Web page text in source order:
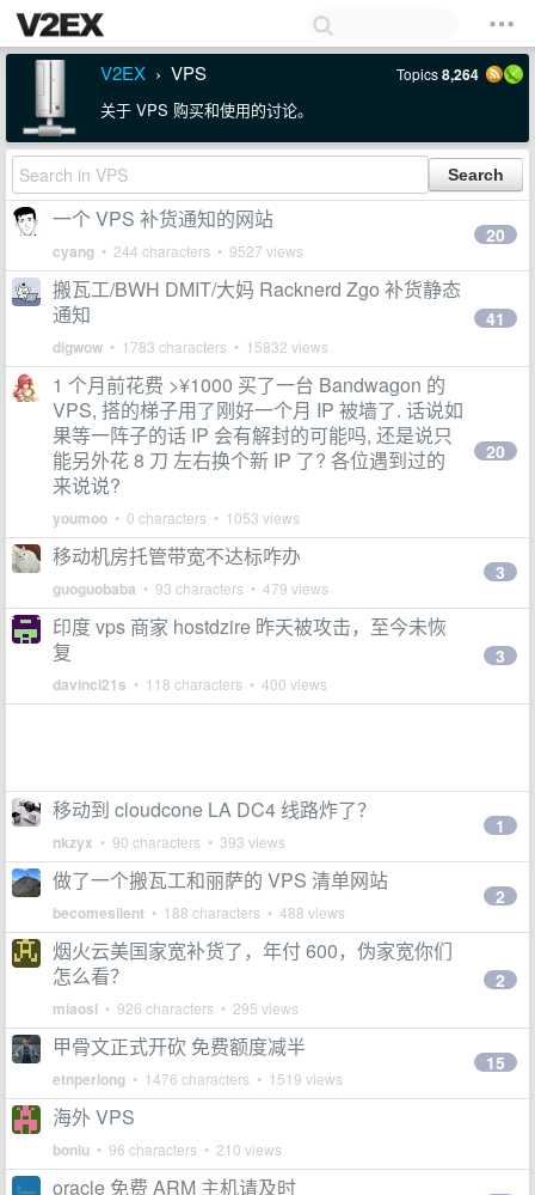
V2EX › VPS Topics8,264
关于 VPS 购买和使用的讨论。
一个 VPS 补货通知的网站
cyang • 244 characters • 9527 views
20
搬瓦工/BWH DMIT/大妈 Racknerd Zgo 补货静态
通知
digwow • 1783 characters • 15832 views
41
1 个月前花费 >¥1000 买了一台 Bandwagon 的
VPS, 搭的梯子用了刚好一个月 IP 被墙了. 话说如
果等一阵子的话 IP 会有解封的可能吗, 还是说只
能另外花 8 刀 左右换个新 IP 了? 各位遇到过的
来说说?
youmoo • 0 characters • 1053 views
20
移动机房托管带宽不达标咋办
guoguobaba • 93 characters • 479 views
3
印度 vps 商家 hostdzire 昨天被攻击，至今未恢
复
davinci21s • 118 characters • 400 views
3
移动到 cloudcone LA DC4 线路炸了？
nkzyx • 90 characters • 393 views
1
做了一个搬瓦工和丽萨的 VPS 清单网站
becomesilent • 188 characters • 488 views
2
烟火云美国家宽补货了，年付 600，伪家宽你们
怎么看？
miaosl • 926 characters • 295 views
2
甲骨文正式开砍 免费额度减半
etnperlong • 1476 characters • 1519 views
15
海外 VPS
boniu • 96 characters • 210 views
oracle 免费 ARM 主机请及时